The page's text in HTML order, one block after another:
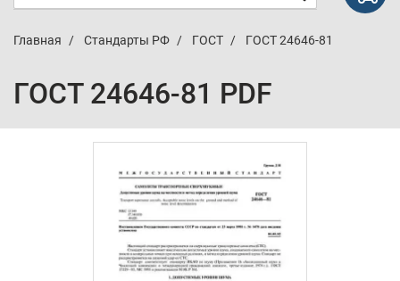
Главная Стандарты РФ ГОСТ ГОСТ 24646-81
ГОСТ 24646-81 PDF